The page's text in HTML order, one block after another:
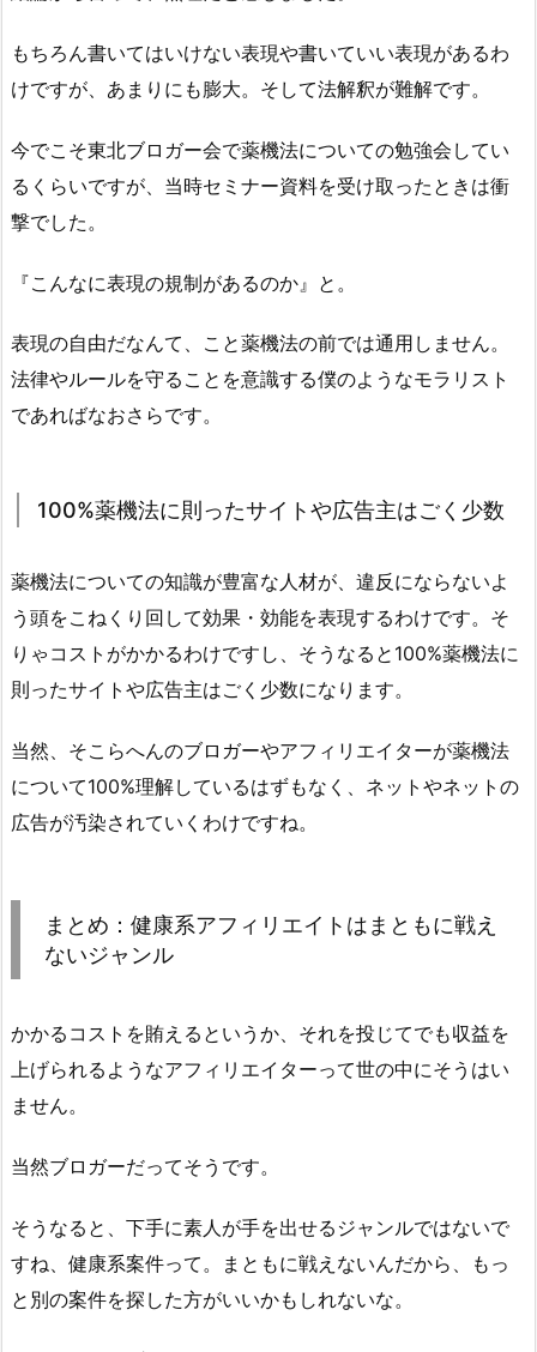
もちろん書いてはいけない表現や書いていい表現があるわ
けですが、あまりにも膨大。そして法解釈が難解です。
今でこそ東北ブロガー会で薬機法についての勉強会してい
るくらいですが、当時セミナー資料を受け取ったときは衝
撃でした。
『こんなに表現の規制があるのか』と。
表現の自由だなんて、こと薬機法の前では通用しません。
法律やルールを守ることを意識する僕のようなモラリスト
であればなおさらです。
100%薬機法に則ったサイトや広告主はごく少数
薬機法についての知識が豊富な人材が、違反にならないよ
う頭をこねくり回して効果・効能を表現するわけです。そ
りゃコストがかかるわけですし、そうなると100%薬機法に
則ったサイトや広告主はごく少数になります。
当然、そこらへんのブロガーやアフィリエイターが薬機法
について100%理解しているはずもなく、ネットやネットの
広告が汚染されていくわけですね。
まとめ：健康系アフィリエイトはまともに戦え
ないジャンル
かかるコストを賄えるというか、それを投じてでも収益を
上げられるようなアフィリエイターって世の中にそうはい
ません。
当然ブロガーだってそうです。
そうなると、下手に素人が手を出せるジャンルではないで
すね、健康系案件って。まともに戦えないんだから、もっ
と別の案件を探した方がいいかもしれないな。